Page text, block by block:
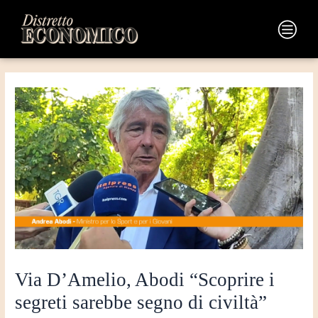
contenuto
Main
Menu
Via D’Amelio, Abodi “Scoprire i
segreti sarebbe segno di civiltà”
articoli